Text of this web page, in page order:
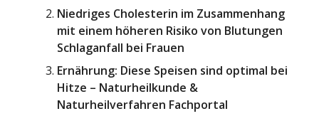
Niedriges Cholesterin im Zusammenhang
mit einem höheren Risiko von Blutungen
Schlaganfall bei Frauen
Ernährung: Diese Speisen sind optimal bei
Hitze – Naturheilkunde &
Naturheilverfahren Fachportal